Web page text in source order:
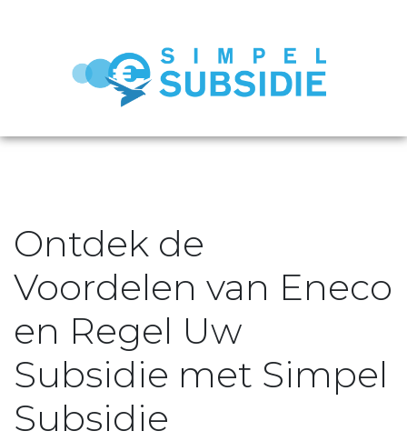
Ontdek de
Voordelen van Eneco
en Regel Uw
Subsidie met Simpel
Subsidie